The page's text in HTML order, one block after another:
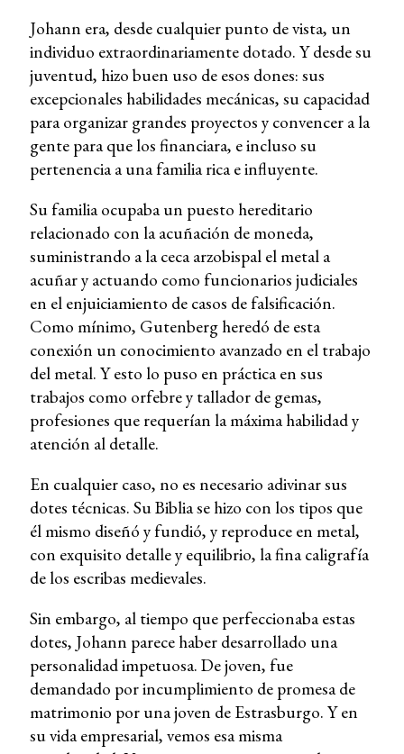
Johann era, desde cualquier punto de vista, un
individuo extraordinariamente dotado. Y desde su
juventud, hizo buen uso de esos dones: sus
excepcionales habilidades mecánicas, su capacidad
para organizar grandes proyectos y convencer a la
gente para que los financiara, e incluso su
pertenencia a una familia rica e influyente.
Su familia ocupaba un puesto hereditario
relacionado con la acuñación de moneda,
suministrando a la ceca arzobispal el metal a
acuñar y actuando como funcionarios judiciales
en el enjuiciamiento de casos de falsificación.
Como mínimo, Gutenberg heredó de esta
conexión un conocimiento avanzado en el trabajo
del metal. Y esto lo puso en práctica en sus
trabajos como orfebre y tallador de gemas,
profesiones que requerían la máxima habilidad y
atención al detalle.
En cualquier caso, no es necesario adivinar sus
dotes técnicas. Su Biblia se hizo con los tipos que
él mismo diseñó y fundió, y reproduce en metal,
con exquisito detalle y equilibrio, la fina caligrafía
de los escribas medievales.
Sin embargo, al tiempo que perfeccionaba estas
dotes, Johann parece haber desarrollado una
personalidad impetuosa. De joven, fue
demandado por incumplimiento de promesa de
matrimonio por una joven de Estrasburgo. Y en
su vida empresarial, vemos esa misma